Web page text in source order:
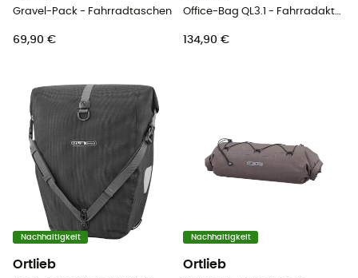
Gravel-Pack - Fahrradtaschen
69,90 €
Office-Bag QL3.1 - Fahrradaktentasche
134,90 €
Nachhaltigkeit
Ortlieb
Nachhaltigkeit
Ortlieb